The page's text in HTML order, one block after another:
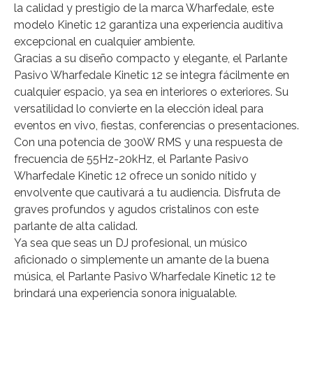
la calidad y prestigio de la marca Wharfedale, este
modelo Kinetic 12 garantiza una experiencia auditiva
excepcional en cualquier ambiente.
Gracias a su diseño compacto y elegante, el Parlante
Pasivo Wharfedale Kinetic 12 se integra fácilmente en
cualquier espacio, ya sea en interiores o exteriores. Su
versatilidad lo convierte en la elección ideal para
eventos en vivo, fiestas, conferencias o presentaciones.
Con una potencia de 300W RMS y una respuesta de
frecuencia de 55Hz-20kHz, el Parlante Pasivo
Wharfedale Kinetic 12 ofrece un sonido nítido y
envolvente que cautivará a tu audiencia. Disfruta de
graves profundos y agudos cristalinos con este
parlante de alta calidad.
Ya sea que seas un DJ profesional, un músico
aficionado o simplemente un amante de la buena
música, el Parlante Pasivo Wharfedale Kinetic 12 te
brindará una experiencia sonora inigualable.